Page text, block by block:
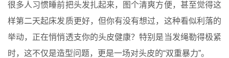
很多人习惯睡前把头发扎起来，图个清爽方便，甚至觉得这
样第二天起床发质更好，但你有没有想过，这种看似利落的
举动，正在悄悄透支你的头皮健康？特别是当发绳勒得极紧
时，这不仅是造型问题，更是一场对头皮的“双重暴力”。